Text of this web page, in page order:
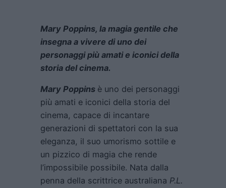
Mary Poppins, la magia gentile che
insegna a vivere di uno dei
personaggi più amati e iconici della
storia del cinema.
Mary Poppins è uno dei personaggi
più amati e iconici della storia del
cinema, capace di incantare
generazioni di spettatori con la sua
eleganza, il suo umorismo sottile e
un pizzico di magia che rende
l’impossibile possibile. Nata dalla
penna della scrittrice australiana P.L.